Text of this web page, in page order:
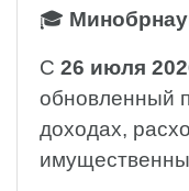
🎓
С 26 июля
обновленный
доходах,